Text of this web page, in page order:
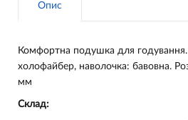
Опис
Комфортна подушка для
холофайбер, наволочка: бавовна.
мм
Склад: